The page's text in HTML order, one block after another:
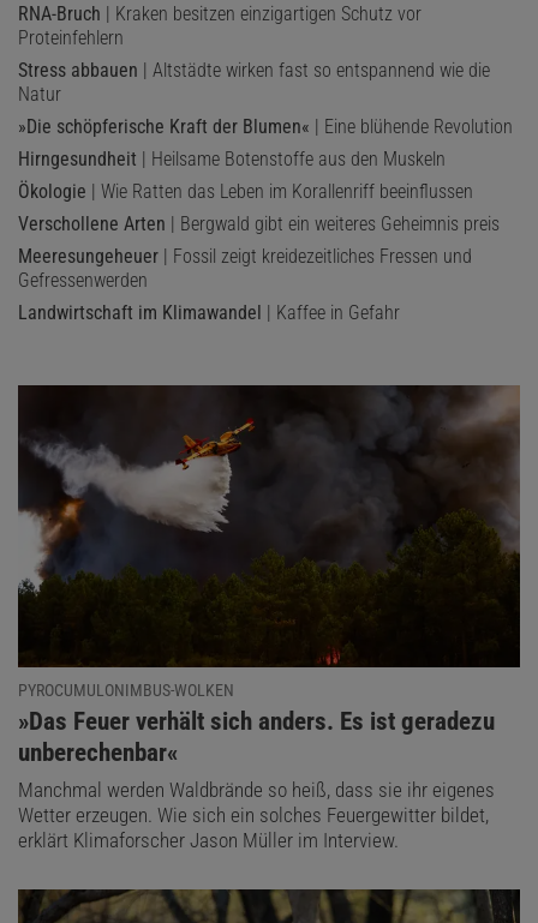
RNA-Bruch | Kraken besitzen einzigartigen Schutz vor
Proteinfehlern
Stress abbauen | Altstädte wirken fast so entspannend wie die
Natur
»Die schöpferische Kraft der Blumen« | Eine blühende Revolution
Hirngesundheit | Heilsame Botenstoffe aus den Muskeln
Ökologie | Wie Ratten das Leben im Korallenriff beeinflussen
Verschollene Arten | Bergwald gibt ein weiteres Geheimnis preis
Meeresungeheuer | Fossil zeigt kreidezeitliches Fressen und
Gefressenwerden
Landwirtschaft im Klimawandel | Kaffee in Gefahr
PYROCUMULONIMBUS-WOLKEN
:
»Das Feuer verhält sich anders. Es ist geradezu
unberechenbar«
Manchmal werden Waldbrände so heiß, dass sie ihr eigenes
Wetter erzeugen. Wie sich ein solches Feuergewitter bildet,
erklärt Klimaforscher Jason Müller im Interview.